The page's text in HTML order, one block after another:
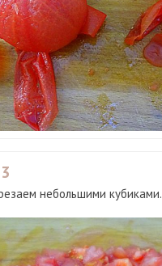
небольшими кубиками.